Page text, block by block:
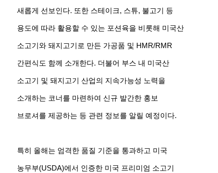
새롭게 선보인다. 또한 스테이크, 스튜, 불고기 등
용도에 따라 활용할 수 있는 포션육을 비롯해 미국산
소고기와 돼지고기로 만든 가공품 및 HMR/RMR
간편식도 함께 소개한다. 더불어 부스 내 미국산
소고기 및 돼지고기 산업의 지속가능성 노력을
소개하는 코너를 마련하여 신규 발간한 홍보
브로셔를 제공하는 등 관련 정보를 알릴 예정이다.
특히 올해는 엄격한 품질 기준을 통과하고 미국
농무부(USDA)에서 인증한 미국 프리미엄 소고기